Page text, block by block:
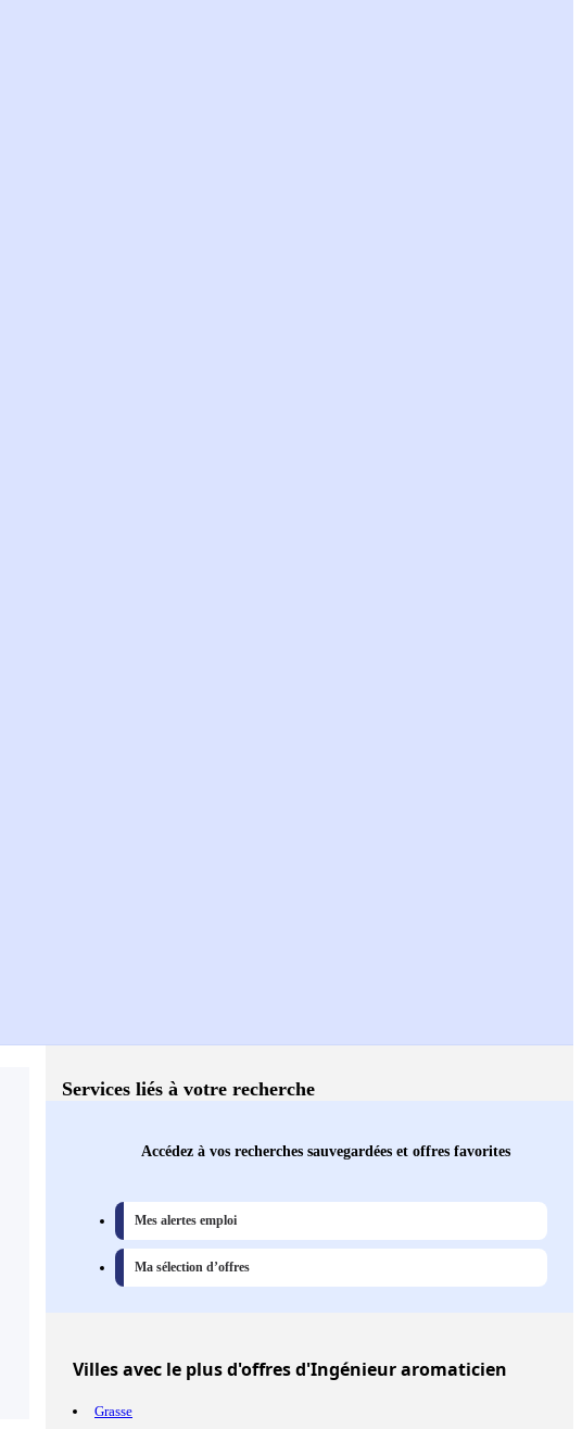
Services liés à votre recherche
Accédez à vos recherches sauvegardées et offres favorites
Mes alertes emploi
Ma sélection d’offres
Villesavec le plus d'offres d'Ingénieur aromaticien
Grasse